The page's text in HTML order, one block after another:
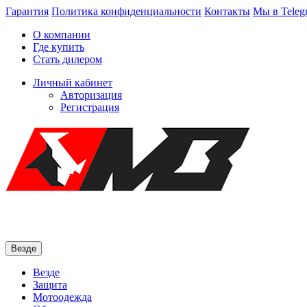
Гарантия Политика конфиденциальности Контакты Мы в
О компании
Где купить
Стать дилером
Личный кабинет
Авторизация
Регистрация
Везде
Везде
Защита
Мотоодежда